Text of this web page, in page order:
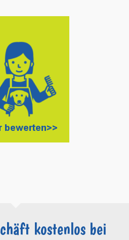
kostenlos bei